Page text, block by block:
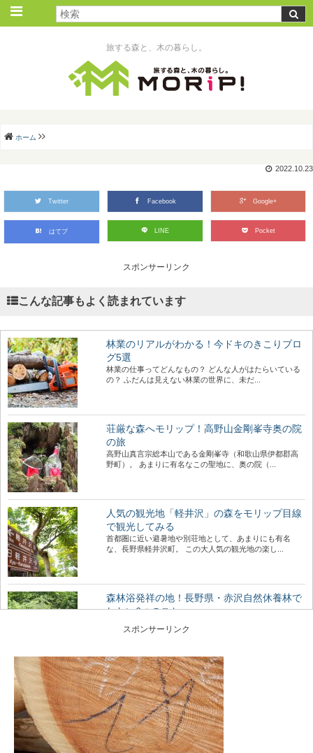
旅する森と、木の暮らし。
ホーム
2022.10.23
Twitter Facebook Google+
はてブ LINE Pocket
スポンサーリンク
こんな記事もよく読まれています
林業のリアルがわかる！今ドキのきこりブロ
グ5選
林業の仕事ってどんなもの？ どんな人がはたらいている
の？ ふだんは見えない林業の世界に、未だ...
荘厳な森へモリップ！高野山金剛峯寺奥の院
の旅
高野山真言宗総本山である金剛峯寺（和歌山県伊都郡高
野町）。 あまりに有名なこの聖地に、奥の院（...
人気の観光地「軽井沢」の森をモリップ目線
で観光してみる
首都圏に近い避暑地や別荘地として、あまりにも有名
な、長野県軽井沢町。 この大人気の観光地の楽し...
森林浴発祥の地！長野県・赤沢自然休養林で
したい6つのこと
人気スポット「赤沢自然休養林」。 木曽路の...
木目の種類：柾目・板目・木口を、バウムク
ーヘンで学ぼう
木目の種類、「柾目」「板目」「木口」って聞いたこと
がありますか？ 丸太をどのように製材したらど...
スポンサーリンク